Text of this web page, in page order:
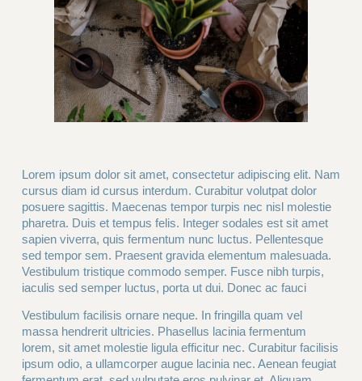
Lorem ipsum dolor sit amet, consectetur adipiscing elit. Nam
cursus diam id cursus interdum. Curabitur volutpat dolor
posuere sagittis. Maecenas tempor turpis nec nisl molestie
pharetra. Duis et tempus felis. Integer sodales est sit amet
sapien viverra, quis fermentum nunc luctus. Pellentesque
sed tempor sem. Praesent gravida elementum malesuada.
Vestibulum tristique commodo semper. Fusce nibh turpis,
iaculis sed semper luctus, porta ut dui. Donec ac fauci
Vestibulum facilisis ornare neque. In fringilla quam vel
massa hendrerit ultricies. Phasellus lacinia fermentum
lorem, sit amet molestie ligula efficitur nec. Curabitur facilisis
ipsum odio, a ullamcorper augue lacinia nec. Aenean feugiat